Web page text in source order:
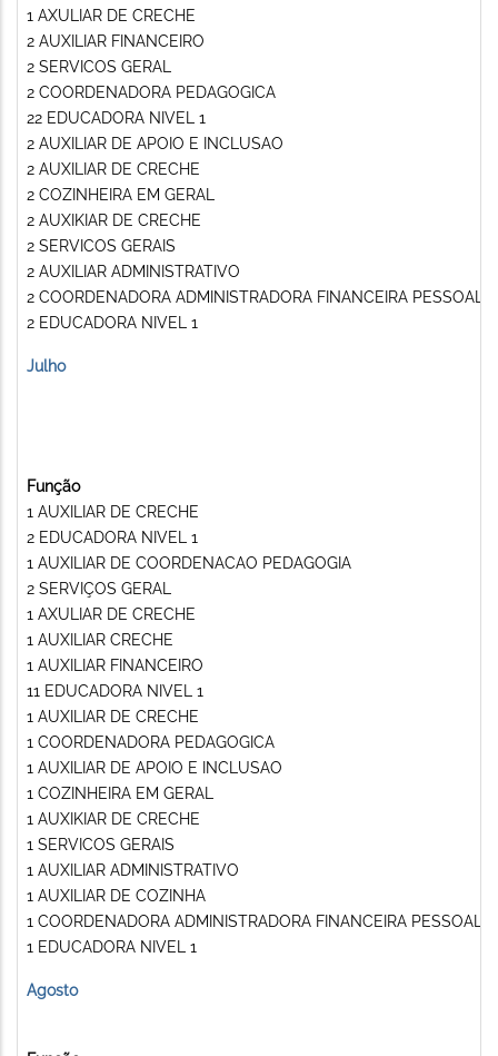
1 AXULIAR DE CRECHE
2 AUXILIAR FINANCEIRO
2 SERVICOS GERAL
2 COORDENADORA PEDAGOGICA
22 EDUCADORA NIVEL 1
2 AUXILIAR DE APOIO E INCLUSAO
2 AUXILIAR DE CRECHE
2 COZINHEIRA EM GERAL
2 AUXIKIAR DE CRECHE
2 SERVICOS GERAIS
2 AUXILIAR ADMINISTRATIVO
2 COORDENADORA ADMINISTRADORA FINANCEIRA PESSOAL
2 EDUCADORA NIVEL 1
Julho
Função
1 AUXILIAR DE CRECHE
2 EDUCADORA NIVEL 1
1 AUXILIAR DE COORDENACAO PEDAGOGIA
2 SERVIÇOS GERAL
1 AXULIAR DE CRECHE
1 AUXILIAR CRECHE
1 AUXILIAR FINANCEIRO
11 EDUCADORA NIVEL 1
1 AUXILIAR DE CRECHE
1 COORDENADORA PEDAGOGICA
1 AUXILIAR DE APOIO E INCLUSAO
1 COZINHEIRA EM GERAL
1 AUXIKIAR DE CRECHE
1 SERVICOS GERAIS
1 AUXILIAR ADMINISTRATIVO
1 AUXILIAR DE COZINHA
1 COORDENADORA ADMINISTRADORA FINANCEIRA PESSOAL
1 EDUCADORA NIVEL 1
Agosto